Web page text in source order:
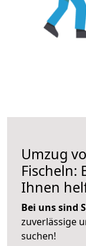
Umzug
Fischeln:
Ihnen
Bei uns sind
zuverlässige
suchen!